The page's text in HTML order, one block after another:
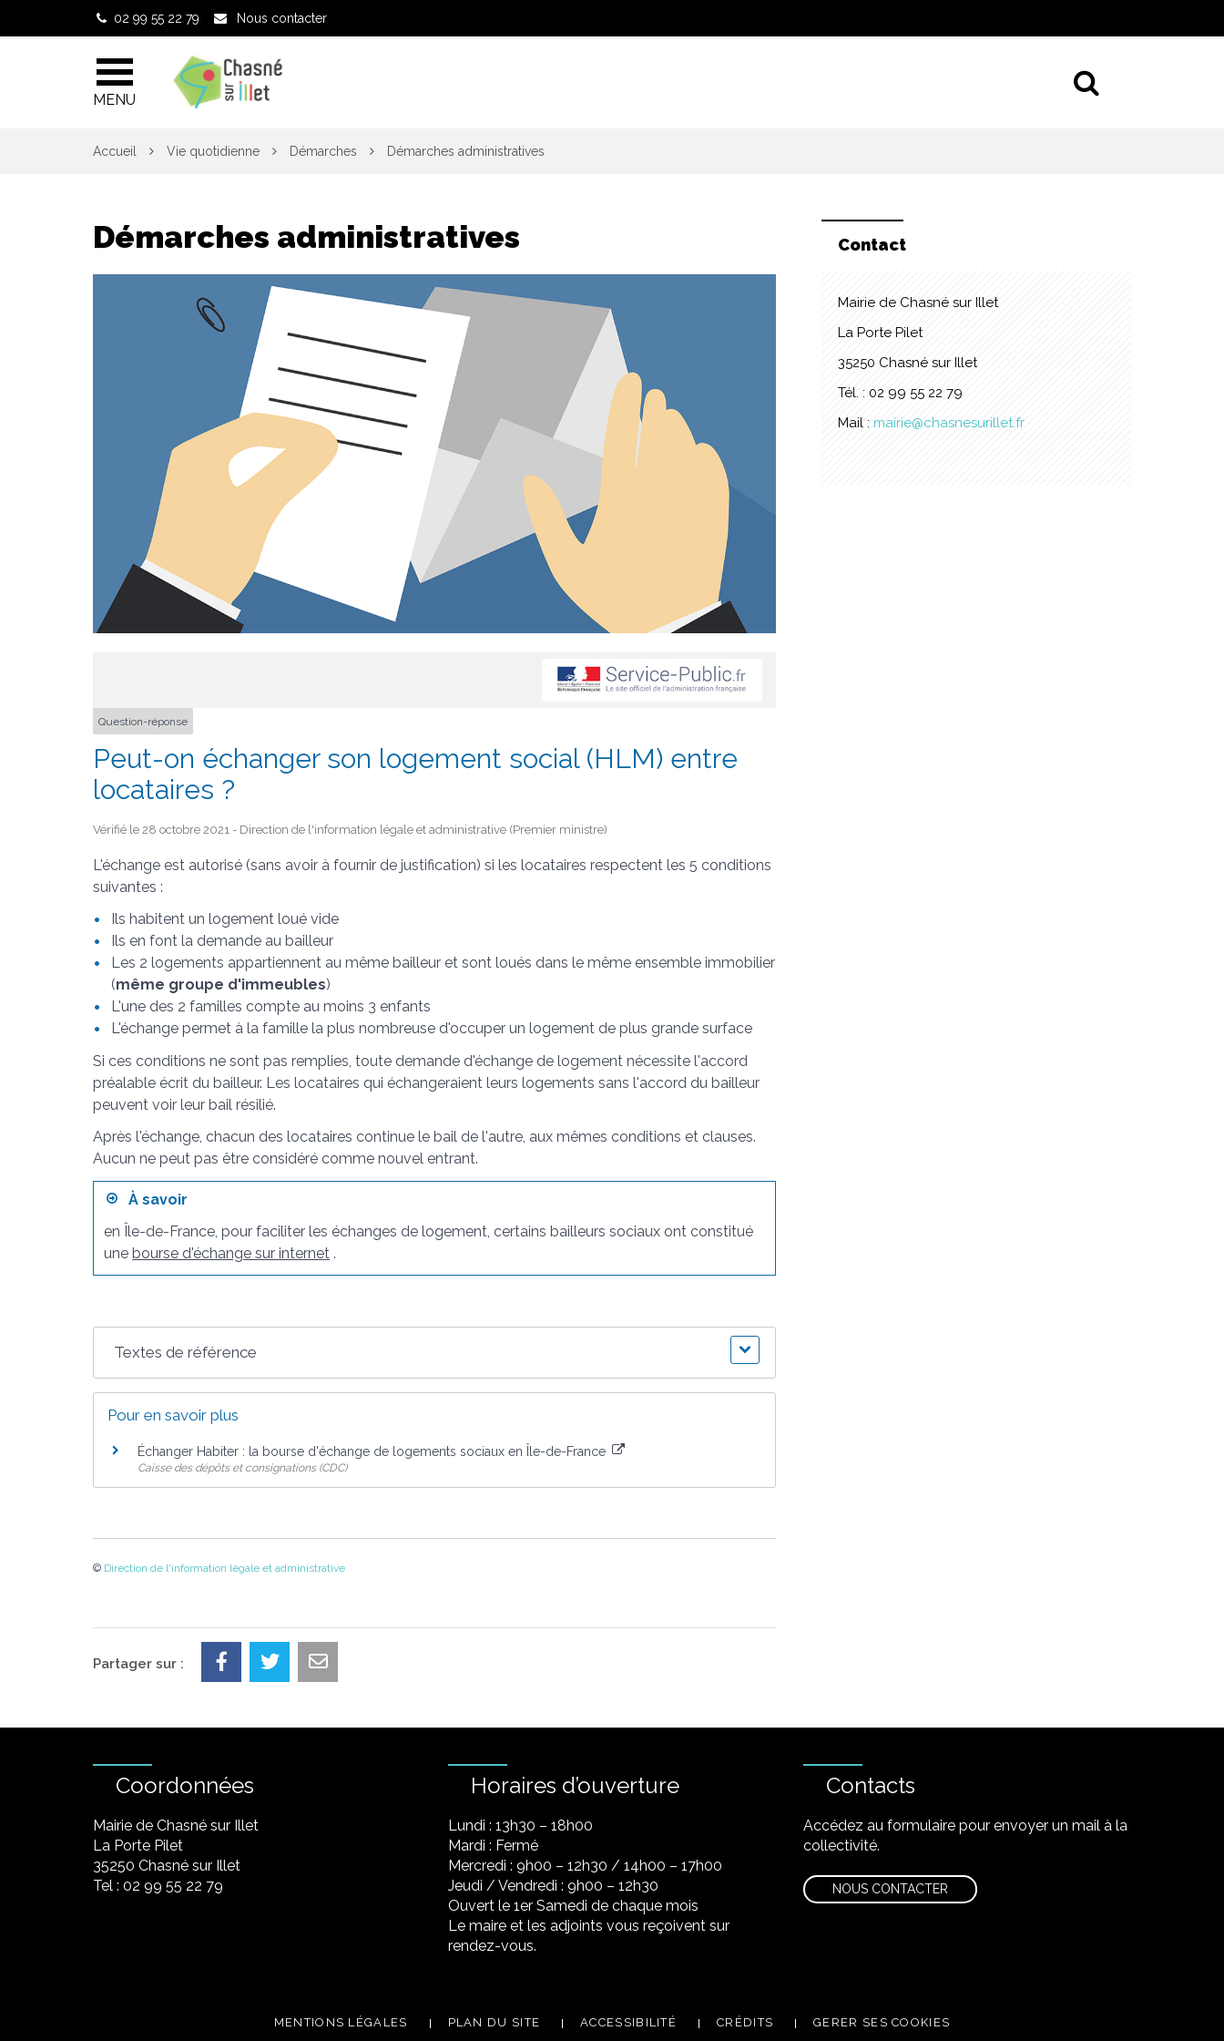
02 99 55 22 79 Nous contacter
MENU
Accueil Vie quotidienne Démarches Démarches administratives
Démarches administratives
Question-réponse
Peut-on échanger son logement social (HLM) entre
locataires ?
Vérifié le 28 octobre 2021 - Direction de l'information légale et administrative (Premier ministre)
L'échange est autorisé (sans avoir à fournir de justification) si les locataires respectent les 5 conditions
suivantes :
Ils habitent un logement loué vide
Ils en font la demande au bailleur
Les 2 logements appartiennent au même bailleur et sont loués dans le même ensemble immobilier
(même groupe d'immeubles)
L'une des 2 familles compte au moins 3 enfants
L'échange permet à la famille la plus nombreuse d'occuper un logement de plus grande surface
Si ces conditions ne sont pas remplies, toute demande d'échange de logement nécessite l'accord
préalable écrit du bailleur. Les locataires qui échangeraient leurs logements sans l'accord du bailleur
peuvent voir leur bail résilié.
Après l'échange, chacun des locataires continue le bail de l'autre, aux mêmes conditions et clauses.
Aucun ne peut pas être considéré comme nouvel entrant.
À savoir
en Île-de-France, pour faciliter les échanges de logement, certains bailleurs sociaux ont constitué
unebourse d'échange sur internet .
Textes de référence
Pour en savoir plus
Échanger Habiter : la bourse d'échange de logements sociaux en Île-de-France
Caisse des dépôts et consignations (CDC)
© Direction de l'information légale et administrative
Contact
Mairie de Chasné sur Illet
La Porte Pilet
35250 Chasné sur Illet
Tél. : 02 99 55 22 79
Mail : mairie@chasnesurillet.fr
Partager sur :
Coordonnées
Mairie de Chasné sur Illet
La Porte Pilet
35250 Chasné sur Illet
Tel : 02 99 55 22 79
Horaires d’ouverture
Lundi : 13h30 – 18h00
Mardi : Fermé
Mercredi : 9h00 – 12h30 / 14h00 – 17h00
Jeudi / Vendredi : 9h00 – 12h30
Ouvert le 1er Samedi de chaque mois
Le maire et les adjoints vous reçoivent sur
rendez-vous.
Contacts
Accédez au formulaire pour envoyer un mail à la
collectivité.
NOUS CONTACTER
MENTIONS LÉGALES PLAN DU SITE ACCESSIBILITÉ CRÉDITS GERER SES COOKIES